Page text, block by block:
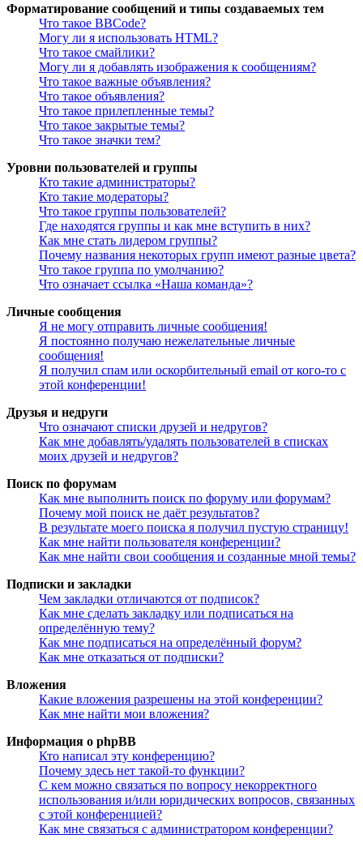
Форматирование сообщений и типы создаваемых тем
Что такое BBCode?
Могу ли я использовать HTML?
Что такое смайлики?
Могу ли я добавлять изображения к сообщениям?
Что такое важные объявления?
Что такое объявления?
Что такое прилепленные темы?
Что такое закрытые темы?
Что такое значки тем?
Уровни пользователей и группы
Кто такие администраторы?
Кто такие модераторы?
Что такое группы пользователей?
Где находятся группы и как мне вступить в них?
Как мне стать лидером группы?
Почему названия некоторых групп имеют разные цвета?
Что такое группа по умолчанию?
Что означает ссылка «Наша команда»?
Личные сообщения
Я не могу отправить личные сообщения!
Я постоянно получаю нежелательные личные
сообщения!
Я получил спам или оскорбительный email от кого-то с
этой конференции!
Друзья и недруги
Что означают списки друзей и недругов?
Как мне добавлять/удалять пользователей в списках
моих друзей и недругов?
Поиск по форумам
Как мне выполнить поиск по форуму или форумам?
Почему мой поиск не даёт результатов?
В результате моего поиска я получил пустую страницу!
Как мне найти пользователя конференции?
Как мне найти свои сообщения и созданные мной темы?
Подписки и закладки
Чем закладки отличаются от подписок?
Как мне сделать закладку или подписаться на
определённую тему?
Как мне подписаться на определённый форум?
Как мне отказаться от подписки?
Вложения
Какие вложения разрешены на этой конференции?
Как мне найти мои вложения?
Информация о phpBB
Кто написал эту конференцию?
Почему здесь нет такой-то функции?
С кем можно связаться по вопросу некорректного
использования и/или юридических вопросов, связанных
с этой конференцией?
Как мне связаться с администратором конференции?